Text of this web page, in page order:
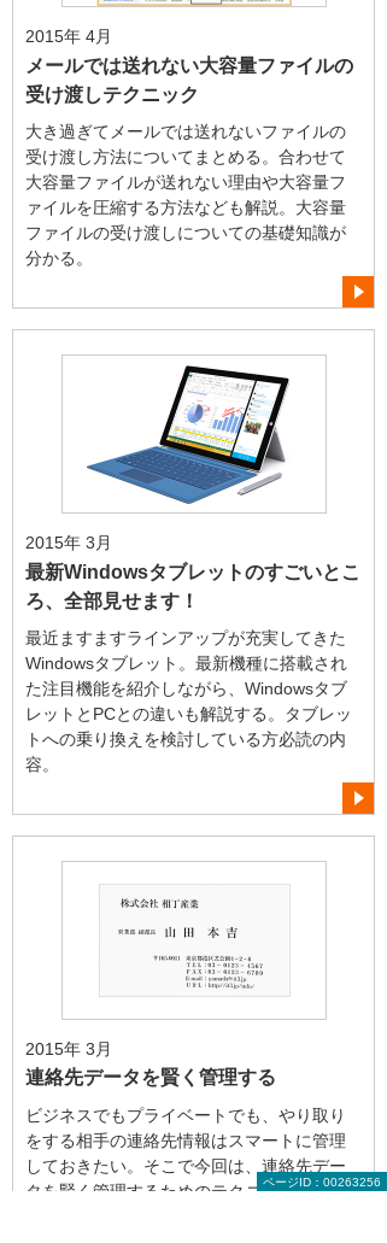
2015年 4月
メールでは送れない大容量ファイルの
受け渡しテクニック
大き過ぎてメールでは送れないファイルの
受け渡し方法についてまとめる。合わせて
大容量ファイルが送れない理由や大容量フ
ァイルを圧縮する方法なども解説。大容量
ファイルの受け渡しについての基礎知識が
分かる。
2015年 3月
最新Windowsタブレットのすごいとこ
ろ、全部見せます！
最近ますますラインアップが充実してきた
Windowsタブレット。最新機種に搭載され
た注目機能を紹介しながら、Windowsタブ
レットとPCとの違いも解説する。タブレッ
トへの乗り換えを検討している方必読の内
容。
2015年 3月
連絡先データを賢く管理する
ビジネスでもプライベートでも、やり取り
をする相手の連絡先情報はスマートに管理
しておきたい。そこで今回は、連絡先デー
タを賢く管理するためのテクニックを紹介
ページID：00263256